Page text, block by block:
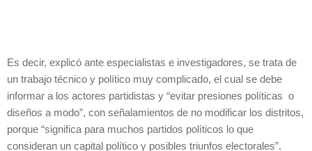
Es decir, explicó ante especialistas e investigadores, se trata de
un trabajo técnico y político muy complicado, el cual se debe
informar a los actores partidistas y “evitar presiones políticas o
diseños a modo”, con señalamientos de no modificar los distritos,
porque “significa para muchos partidos políticos lo que
consideran un capital político y posibles triunfos electorales”.